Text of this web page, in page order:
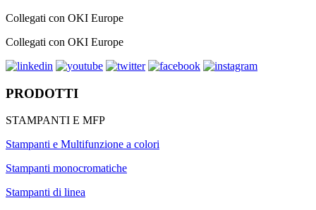
Collegati con OKI Europe
Collegati con OKI Europe
PRODOTTI
STAMPANTI E MFP
Stampanti e Multifunzione a colori
Stampanti monocromatiche
Stampanti di linea